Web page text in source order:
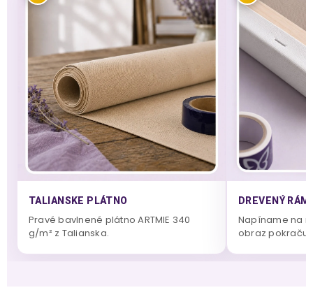
TALIANSKE PLÁTNO
Pravé bavlnené plátno ARTMIE 340
g/m² z Talianska.
DREVENÝ
Napíname na
obraz